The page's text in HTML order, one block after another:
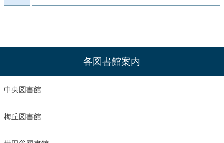
各図書館案内
中央図書館
梅丘図書館